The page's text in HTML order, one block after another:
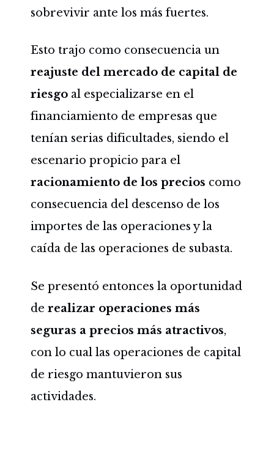
sobrevivir ante los más fuertes.
Esto trajo como consecuencia un
reajuste del mercado de capital de
riesgoal especializarse en el
financiamiento de empresas que
tenían serias dificultades, siendo el
escenario propicio para el
racionamiento de los precios como
consecuencia del descenso de los
importes de las operaciones y la
caída de las operaciones de subasta.
Se presentó entonces la oportunidad
de realizar operaciones más
seguras a precios más atractivos,
con lo cual las operaciones de capital
de riesgo mantuvieron sus
actividades.